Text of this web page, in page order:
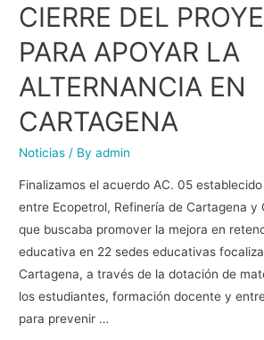
CIERRE DEL
PARA APOYAR LA
ALTERNANCIA EN
CARTAGENA
Noticias / Byadmin
Finalizamos el acuerdo AC. 05
entre Ecopetrol, Refinería de Cartagena y
que buscaba promover la mejora en
educativa en 22 sedes educativas
Cartagena, a través de la dotación de
los estudiantes, formación docente y
para prevenir …